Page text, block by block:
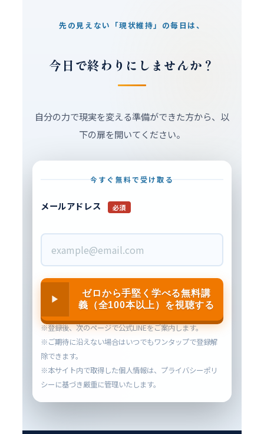
先の見えない「現状維持」の毎日は、
今日で終わりにしませんか？
自分の力で現実を変える準備ができた方から、以
下の扉を開いてください。
今すぐ無料で受け取る
メールアドレス 必須
ゼロから手堅く学べる無料講
義（全100本以上）を視聴する
※登録後、次のページで公式LINEをご案内します。
※ご期待に沿えない場合はいつでもワンタップで登録解
除できます。
※本サイト内で取得した個人情報は、プライバシーポリ
シーに基づき厳重に管理いたします。